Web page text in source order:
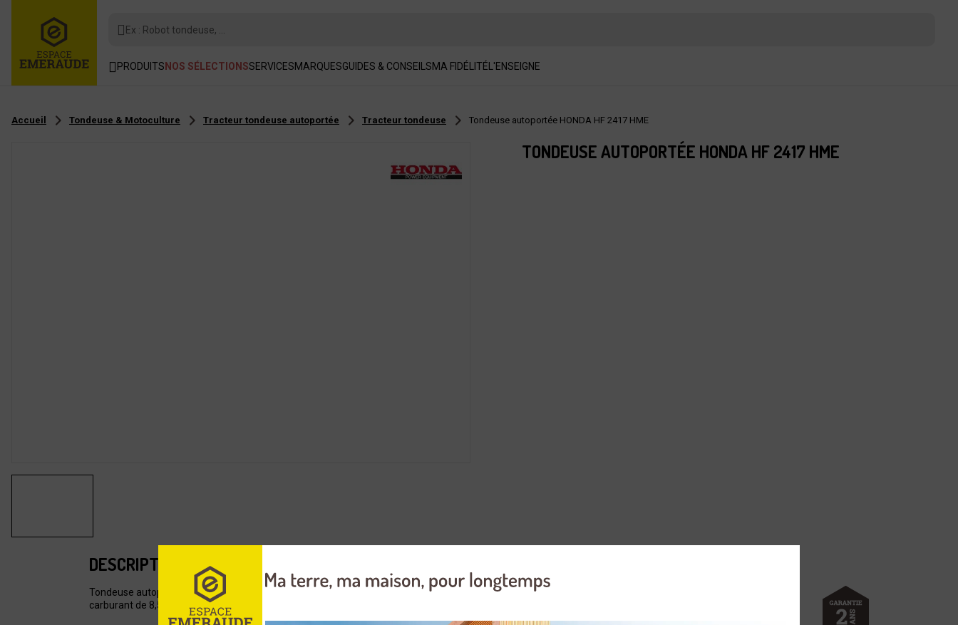
Ex : Robot tondeuse, ...
PRODUITS NOS SÉLECTIONSSERVICESMARQUESGUIDES & CONSEILSMA FIDÉLITÉL'ENSEIGNE
Accueil Tondeuse & Motoculture Tracteur tondeuse autoportée Tracteur tondeuse Tondeuse autoportée HONDA HF 2417 HME
TONDEUSE AUTOPORTÉE HONDA HF 2417 HME
DESCRIPTION
Tondeuse autoportée HONDA modèle HF 2417 HME. Moteur cylindré à 4 temps de 530 cm³ et de puissance maximum de 9700 W. Poids : 238 Kg. Réservoir à
carburant de 8,5 litres.